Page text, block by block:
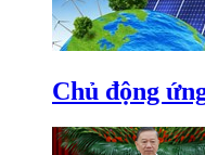
Chủ động